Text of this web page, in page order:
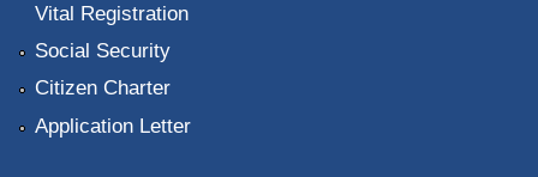
Vital Registration
Social Security
Citizen Charter
Application Letter